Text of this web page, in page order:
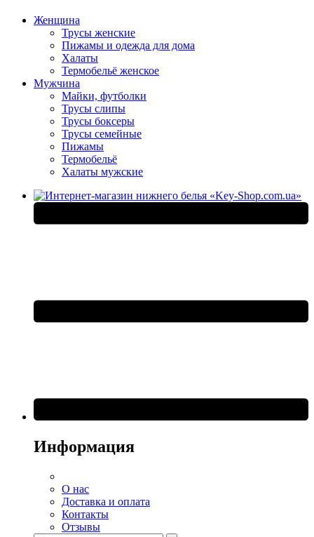
Женщина
Трусы женские
Пижамы и одежда для дома
Халаты
Термобельё женское
Мужчина
Майки, футболки
Трусы слипы
Трусы боксеры
Трусы семейные
Пижамы
Термобельё
Халаты мужские
Информация
О нас
Доставка и оплата
Контакты
Отзывы